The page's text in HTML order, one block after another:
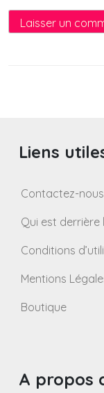
Liens
Contactez-nous
Qui est
Conditions
Mentions
Boutique
A propos